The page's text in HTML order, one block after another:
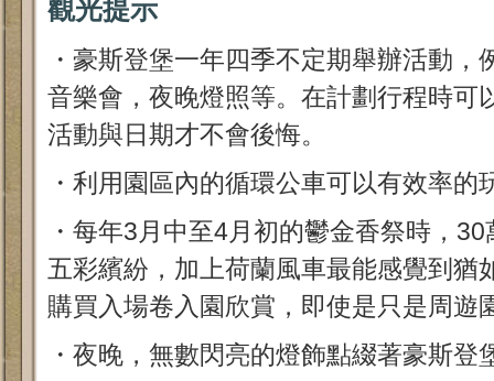
觀光提示
・豪斯登堡一年四季不定期舉辦活動
音樂會，夜晚燈照等。在計劃行程時可
活動與日期才不會後悔。
・利用園區內的循環公車可以有效率的
・每年3月中至4月初的鬱金香祭時，
五彩繽紛，加上荷蘭風車最能感覺到猶
購買入場卷入園欣賞，即使是只是周遊
・夜晚，無數閃亮的燈飾點綴著豪斯登